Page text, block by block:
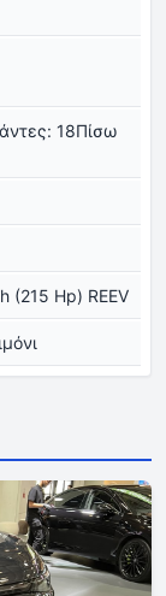
18Πίσω
(215 Hp) REEV